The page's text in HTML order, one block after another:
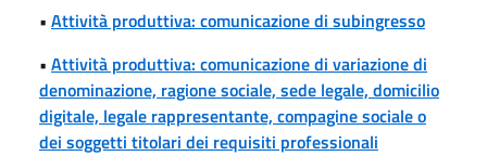
• Attività produttiva: comunicazione di subingresso
• Attività produttiva: comunicazione di variazione di
denominazione, ragione sociale, sede legale, domicilio
digitale, legale rappresentante, compagine sociale o
dei soggetti titolari dei requisiti professionali